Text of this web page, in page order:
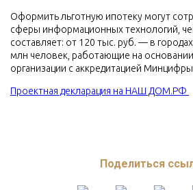
Оформить льготную ипотеку могут
сферы информационных технологий,
составляет: от 120 тыс. руб. — в
млн человек, работающие на
организации с аккредитацией
Проектная декларация на НАШ ДОМ.РФ
Поделиться